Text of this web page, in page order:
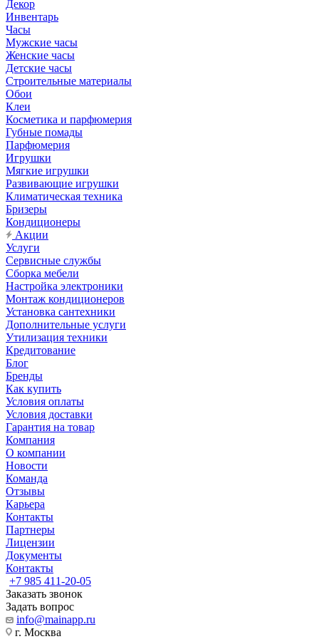
Декор
Инвентарь
Часы
Мужские часы
Женские часы
Детские часы
Строительные материалы
Обои
Клеи
Косметика и парфюмерия
Губные помады
Парфюмерия
Игрушки
Мягкие игрушки
Развивающие игрушки
Климатическая техника
Бризеры
Кондиционеры
Акции
Услуги
Сервисные службы
Сборка мебели
Настройка электроники
Монтаж кондиционеров
Установка сантехники
Дополнительные услуги
Утилизация техники
Кредитование
Блог
Бренды
Как купить
Условия оплаты
Условия доставки
Гарантия на товар
Компания
О компании
Новости
Команда
Отзывы
Карьера
Контакты
Партнеры
Лицензии
Документы
Контакты
+7 985 411-20-05
Заказать звонок
Задать вопрос
info@mainapp.ru
г. Москва